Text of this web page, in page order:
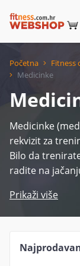
Početna Fitness
Medicinke
Medicinke
rekvizit za
Bilo da
radite na
bacanja,
više mišićnih
svim
Prikaži više